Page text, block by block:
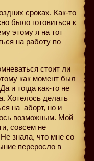
сроках. Как-то
было готовиться к
этому я на тот
на работу по
стоит ли
как момент был
и тогда как-то не
Хотелось делать
на аборт, но и
возможным. Мой
совсем не
знала, что мне со
переросло в